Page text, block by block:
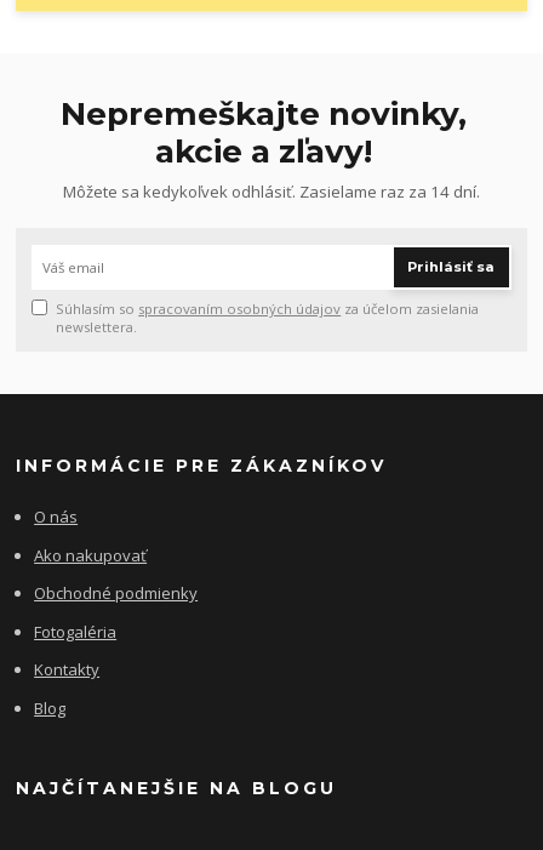
Nepremeškajte novinky,
akcie a zľavy!
Môžete sa kedykoľvek odhlásiť. Zasielame raz za 14 dní.
Prihlásiť sa
Súhlasím so spracovaním osobných údajov za účelom zasielania
newslettera.
INFORMÁCIE PRE ZÁKAZNÍKOV
O nás
Ako nakupovať
Obchodné podmienky
Fotogaléria
Kontakty
Blog
NAJČÍTANEJŠIE NA BLOGU